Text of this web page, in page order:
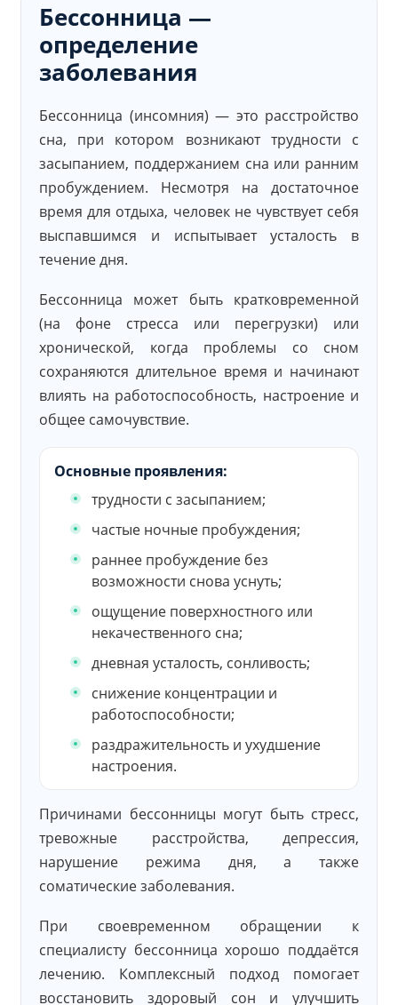
Бессонница —
определение
заболевания
Бессонница (инсомния) — это расстройство
сна, при котором возникают трудности с
засыпанием, поддержанием сна или ранним
пробуждением. Несмотря на достаточное
время для отдыха, человек не чувствует себя
выспавшимся и испытывает усталость в
течение дня.
Бессонница может быть кратковременной
(на фоне стресса или перегрузки) или
хронической, когда проблемы со сном
сохраняются длительное время и начинают
влиять на работоспособность, настроение и
общее самочувствие.
Основные проявления:
трудности с засыпанием;
частые ночные пробуждения;
раннее пробуждение без
возможности снова уснуть;
ощущение поверхностного или
некачественного сна;
дневная усталость, сонливость;
снижение концентрации и
работоспособности;
раздражительность и ухудшение
настроения.
Причинами бессонницы могут быть стресс,
тревожные расстройства, депрессия,
нарушение режима дня, а также
соматические заболевания.
При своевременном обращении к
специалисту бессонница хорошо поддаётся
лечению. Комплексный подход помогает
восстановить здоровый сон и улучшить